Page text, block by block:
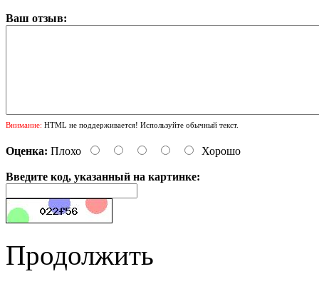
Ваш отзыв:
Внимание: HTML не поддерживается! Используйте обычный текст.
Оценка: Плохо Хорошо
Введите код, указанный на картинке:
Продолжить